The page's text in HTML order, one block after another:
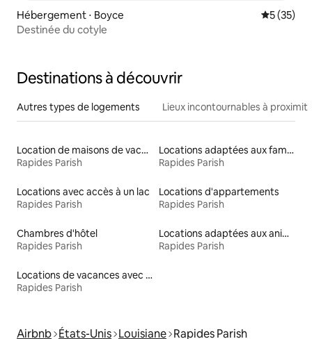
Hébergement ⋅ Boyce
5 (35)
Destinée du cotyle
Destinations à découvrir
Autres types de logements Lieux incontournables à
Location de maisons de vacances
Rapides Parish
Locations adaptées aux familles
Rapides Parish
Locations avec accès à un lac
Rapides Parish
Locations d'appartements
Rapides Parish
Chambres d'hôtel
Rapides Parish
Locations adaptées aux animaux
Rapides Parish
Locations de vacances avec piscine
Rapides Parish
Airbnb États-Unis Louisiane Rapides Parish